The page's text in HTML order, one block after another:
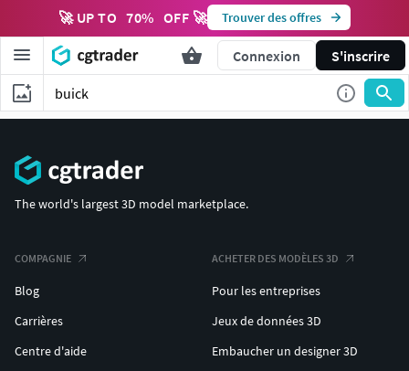
🚀 UP TO 70% OFF 🚀 Trouver des offres
Connexion S'inscrire
The world's largest 3D model marketplace.
COMPAGNIE
Blog
Carrières
Centre d'aide
ACHETER DES MODÈLES 3D
Pour les entreprises
Jeux de données 3D
Embaucher un designer 3D